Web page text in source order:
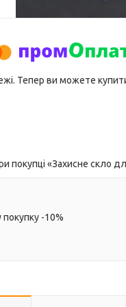
Тепер ви можете
«Захисне скло
-10%